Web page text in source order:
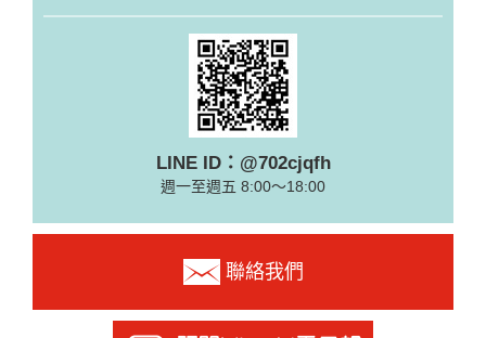
LINE ID：@702cjqfh
週一至週五 8:00～18:00
聯絡我們